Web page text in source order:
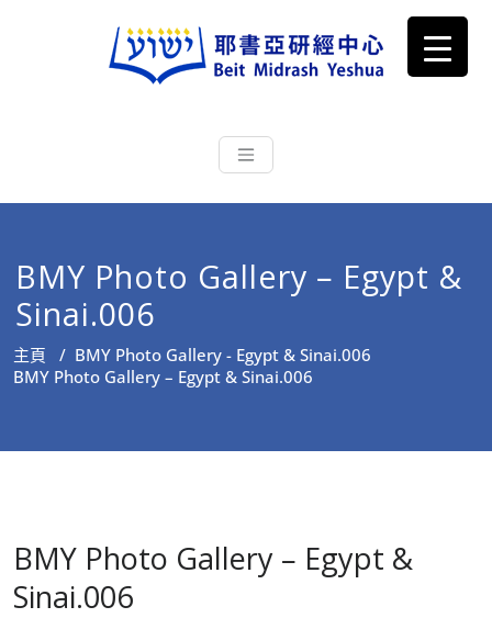
耶書亞研經中心
根源明白聖經，成為更好的門徒
BMY Photo Gallery – Egypt &
Sinai.006
主頁 / BMY Photo Gallery - Egypt & Sinai.006
BMY Photo Gallery – Egypt & Sinai.006
BMY Photo Gallery – Egypt &
Sinai.006